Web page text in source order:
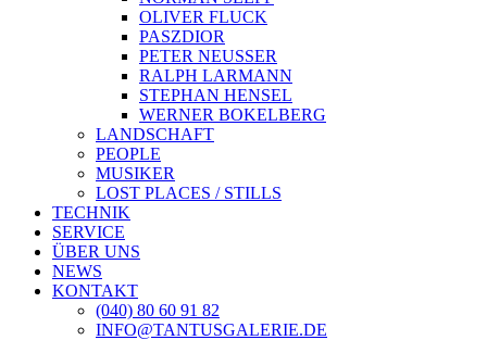
OLIVER FLUCK
PASZDIOR
PETER NEUSSER
RALPH LARMANN
STEPHAN HENSEL
WERNER BOKELBERG
LANDSCHAFT
PEOPLE
MUSIKER
LOST PLACES / STILLS
TECHNIK
SERVICE
ÜBER UNS
NEWS
KONTAKT
(040) 80 60 91 82
INFO@TANTUSGALERIE.DE